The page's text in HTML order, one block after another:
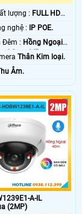
lượng : FULL HD
®️ Sử dụng công nghệ : IP POE.
❈ Tầm Xa Ban Đêm : Hồng Ngoại
Smart IR.
Thân Kim loại.
Âm.
A-IL
(2MP)